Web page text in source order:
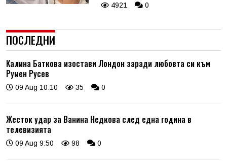
4921 0
ПОСЛЕДНИ
Калина Баткова изостави Лондон заради любовта си към
Румен Русев
09 Aug 10:10 35 0
Жесток удар за Ванина Недкова след една година в
телевизията
09 Aug 9:50 98 0